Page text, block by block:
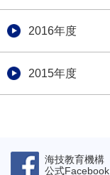
2016年度
2015年度
海技教育機構
公式Facebook